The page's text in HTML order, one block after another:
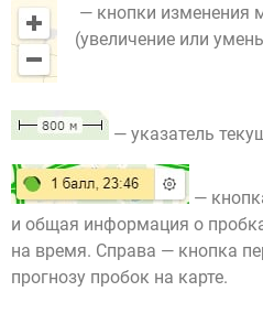
— кнопки изменения
(увеличение или
— указатель
—
и общая информация о
на время. Справа — кнопка
прогнозу пробок на карте.